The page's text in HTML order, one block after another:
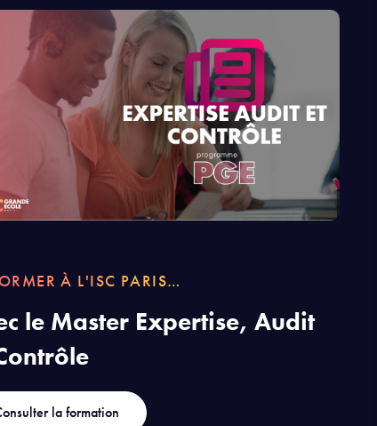
À L'ISC PARIS…
le Master Expertise, Audit
la formation